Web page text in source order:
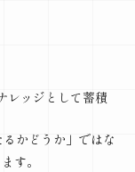
レッジとして蓄積
かどうか」ではな
す。